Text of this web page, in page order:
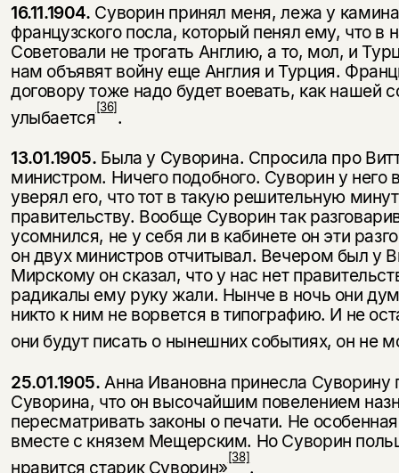
16.11.1904. Суворин принял меня, лежа у
французского посла, который пенял ему, что
Советовали не трогать Англию, а то, мол, и
нам объявят войну еще Англия и Турция.
договору тоже надо будет воевать, как нашей
улыбается[36].
13.01.1905. Была у Суворина. Спросила про
министром. Ничего подобного. Суворин у него
уверял его, что тот в такую решительную
правительству. Вообще Суворин так
усомнился, не у себя ли в кабинете он эти
он двух министров отчитывал. Вечером был у
Мирскому он сказал, что у нас нет
радикалы ему руку жали. Нынче в ночь они
никто к ним не ворвется в типографию. И не
они будут писать о нынешних событиях, он не
25.01.1905.Анна Ивановна принесла Суворину
Суворина, что он высочайшим повелением
пересматривать законы о печати. Не
вместе с князем Мещерским. Но Суворин
нравится старик Суворин»[38].